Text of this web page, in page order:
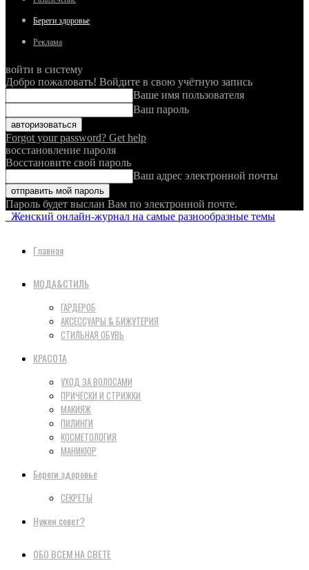
Береги здоровье
Реклама
войти в систему
Добро пожаловать! Войдите в свою учётную запись
Ваше имя пользователя
Ваш пароль
Forgot your password? Get help
восстановление пароля
Восстановите свой пароль
Ваш адрес электронной почты
Пароль будет выслан Вам по электронной почте.
Женский онлайн-журнал на самые разнообразные темы
Главная
МОДА&СТИЛЬ
ГАРДЕРОБ
АКСЕССУАРЫ & БИЖУТЕРИЯ
СТИЛЬНАЯ ОБУВЬ
КРАСОТА
УХОД ЗА ВОЛОСАМИ
ПРИЧЕСКИ И СТРИЖКИ
МАКИЯЖ
ПИЛИНГИ
КОСМЕТОЛОГИЯ
МАНИКЮР
Береги здоровье
СЕКРЕТЫ
Нужен совет?
ОБО ВСЕМ НА СВЕТЕ